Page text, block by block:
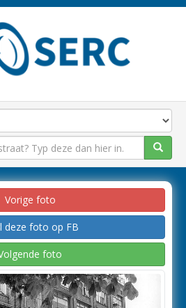
Vorige foto
deze foto op FB
foto